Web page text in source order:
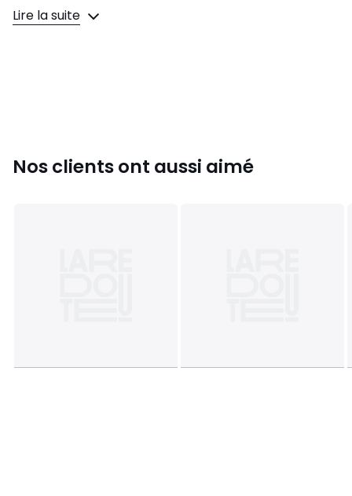
Lire la suite
Nos clients ont aussi aimé